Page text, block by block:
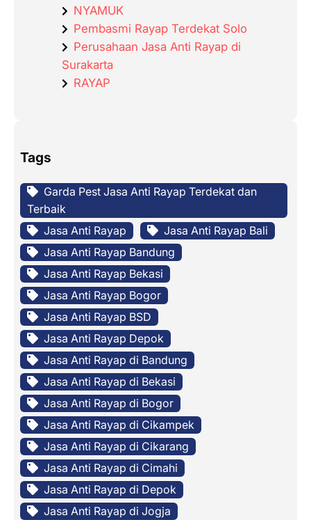
NYAMUK
Pembasmi Rayap Terdekat Solo
Perusahaan Jasa Anti Rayap di
Surakarta
RAYAP
Tags
Garda Pest Jasa Anti Rayap Terdekat dan
Terbaik
Jasa Anti Rayap
Jasa Anti Rayap Bali
Jasa Anti Rayap Bandung
Jasa Anti Rayap Bekasi
Jasa Anti Rayap Bogor
Jasa Anti Rayap BSD
Jasa Anti Rayap Depok
Jasa Anti Rayap di Bandung
Jasa Anti Rayap di Bekasi
Jasa Anti Rayap di Bogor
Jasa Anti Rayap di Cikampek
Jasa Anti Rayap di Cikarang
Jasa Anti Rayap di Cimahi
Jasa Anti Rayap di Depok
Jasa Anti Rayap di Jogja